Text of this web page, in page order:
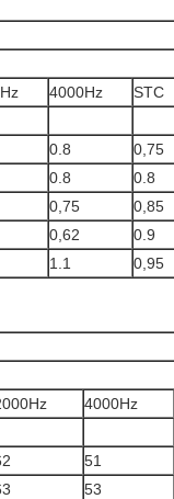
4000Hz
STC
0.8
0,75
0.8
0.8
0,75
0,85
0,62
0.9
1.1 0,95
4000Hz
51
53